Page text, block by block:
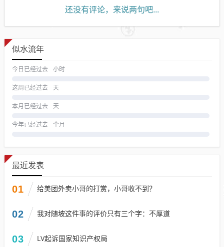
还没有评论，来说两句吧...
似水流年
今日已经过去 小时
这周已经过去 天
本月已经过去 天
今年已经过去 个月
最近发表
01 给美团外卖小哥的打赏，小哥收不到？
02 我对随坡这件事的评价只有三个字：不厚道
03 LV起诉国家知识产权局